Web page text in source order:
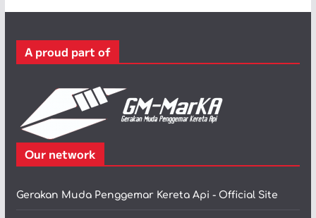
r
A proud part of
Our network
Gerakan Muda Penggemar Kereta Api - Official Site